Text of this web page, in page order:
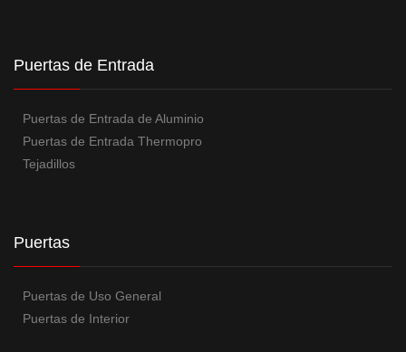
Puertas de Entrada
Puertas de Entrada de Aluminio
Puertas de Entrada Thermopro
Tejadillos
Puertas
Puertas de Uso General
Puertas de Interior